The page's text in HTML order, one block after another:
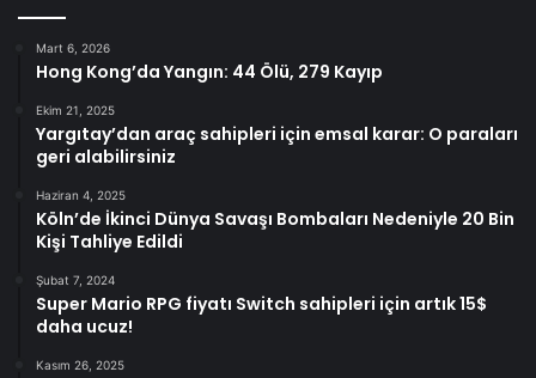
Mart 6, 2026
Hong Kong’da Yangın: 44 Ölü, 279 Kayıp
Ekim 21, 2025
Yargıtay’dan araç sahipleri için emsal karar: O paraları
geri alabilirsiniz
Haziran 4, 2025
Köln’de İkinci Dünya Savaşı Bombaları Nedeniyle 20 Bin
Kişi Tahliye Edildi
Şubat 7, 2024
Super Mario RPG fiyatı Switch sahipleri için artık 15$
daha ucuz!
Kasım 26, 2025